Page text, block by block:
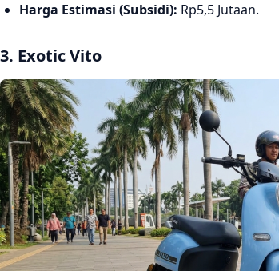
Harga Estimasi (Subsidi): Rp5,5 Jutaan.
3. Exotic Vito